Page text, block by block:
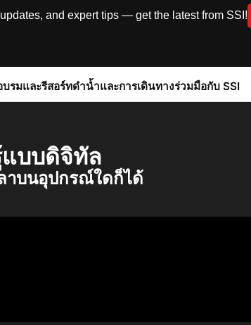
and expert tips — get the latest from SSI!
รมและรีสอร์ทดำน้ำและการเดินทางร่วมมือกับ SSI
แบบดิจิทัล
าบนอุปกรณ์ใดก็ได้